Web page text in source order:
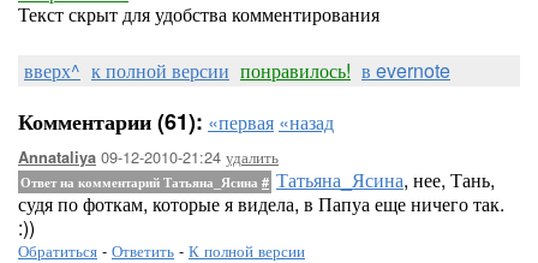
Текст скрыт для удобства комментирования
вверх^ к полной версии понравилось! в evernote
Комментарии (61): «первая «назад
Annataliya 09-12-2010-21:24 удалить
Ответ на комментарий Татьяна_Ясина # Татьяна_Ясина, нее, Тань,
судя по фоткам, которые я видела, в Папуа еще ничего так.
:))
Обратиться - Ответить - К полной версии